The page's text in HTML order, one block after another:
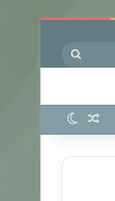
نوشته تصادفی